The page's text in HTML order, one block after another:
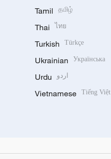
Tamil தமிழ்
Thai ไทย
Turkish Türkçe
Ukrainian Українська
Urdu اردو
Vietnamese Tiếng Việt